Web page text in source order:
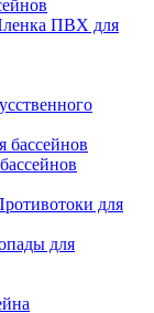
ПВХ для
бассейнов
для
для